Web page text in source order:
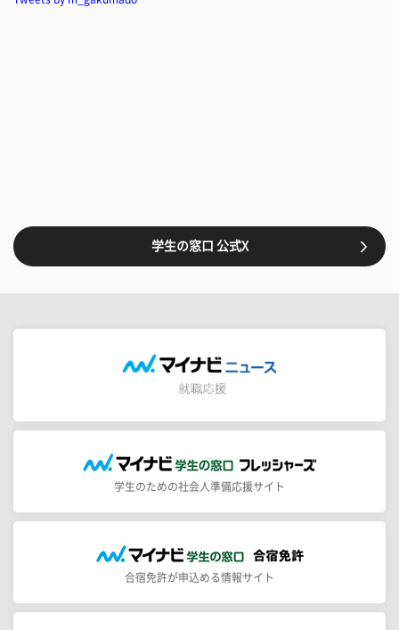
学生の窓口 公式X
学生のための社会人準備応援サイト
合宿免許が申込める情報サイト